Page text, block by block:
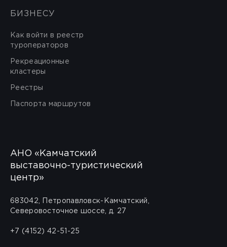
БИЗНЕСУ
Как войти в реестр
туроператоров
Рекреационные
кластеры
Реестры
Паспорта маршрутов
АНО «Камчатский
выставочно-туристический
центр»
683042, Петропавловск-Камчатский,
Северовосточное шоссе, д. 27
+7 (4152) 42-51-25